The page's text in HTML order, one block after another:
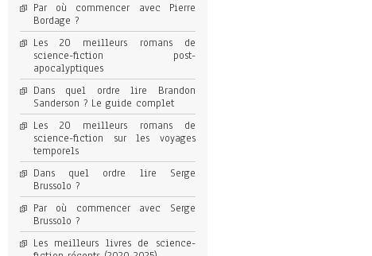
Par où commencer avec Pierre
Bordage ?
Les 20 meilleurs romans de
science-fiction post-
apocalyptiques
Dans quel ordre lire Brandon
Sanderson ? Le guide complet
Les 20 meilleurs romans de
science-fiction sur les voyages
temporels
Dans quel ordre lire Serge
Brussolo ?
Par où commencer avec Serge
Brussolo ?
Les meilleurs livres de science-